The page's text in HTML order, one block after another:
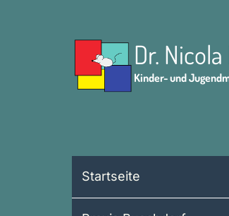
Dr.
Kinder- und
Startseite